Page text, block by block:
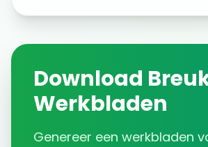
Download
Werkbladen
Genereer een werkbladen